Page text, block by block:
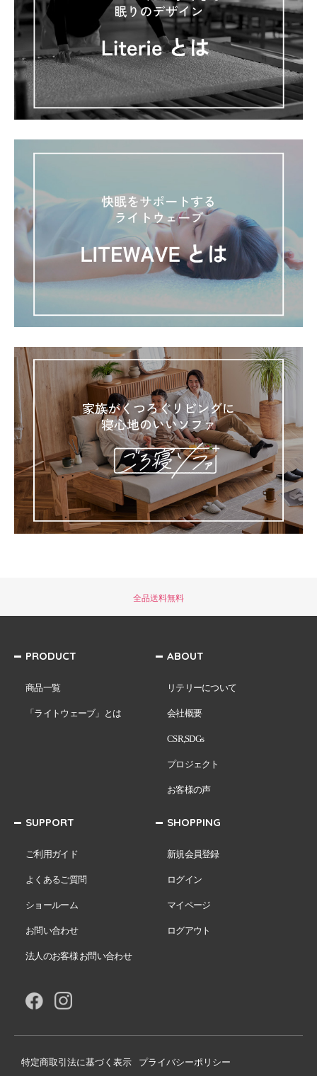
全品送料無料
PRODUCT
商品一覧
「ライトウェーブ」とは
ABOUT
リテリーについて
会社概要
CSR,SDGs
プロジェクト
お客様の声
SUPPORT
ご利用ガイド
よくあるご質問
ショールーム
お問い合わせ
法人のお客様 お問い合わせ
SHOPPING
新規会員登録
ログイン
マイページ
ログアウト
特定商取引法に基づく表示 プライバシーポリシー